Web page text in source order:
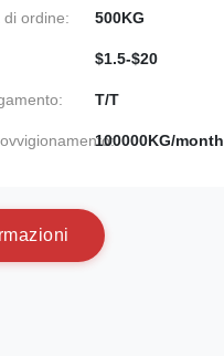
ordine: 500KG
$1.5-$20
T/T
100000KG/
rmazioni